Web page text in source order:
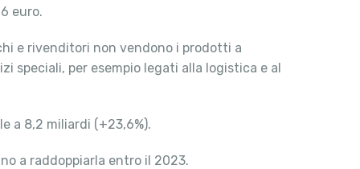
euro.
e rivenditori non vendono i prodotti a
speciali, per esempio legati alla logistica e al
a 8,2 miliardi (+23,6%).
a raddoppiarla entro il 2023.